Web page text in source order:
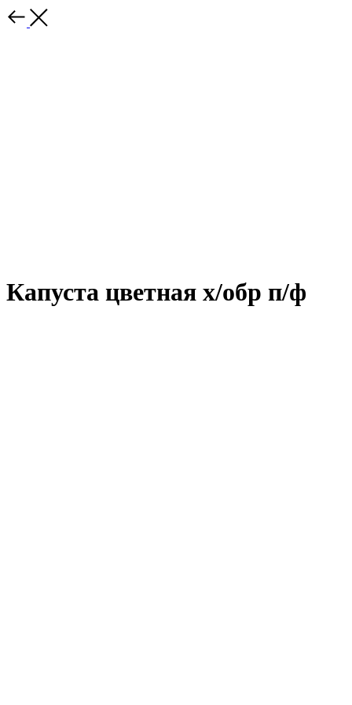
Капуста цветная х/обр п/ф